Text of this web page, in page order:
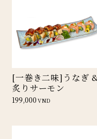
[一巻き二味]うなぎ
炙りサーモン
199,000VND